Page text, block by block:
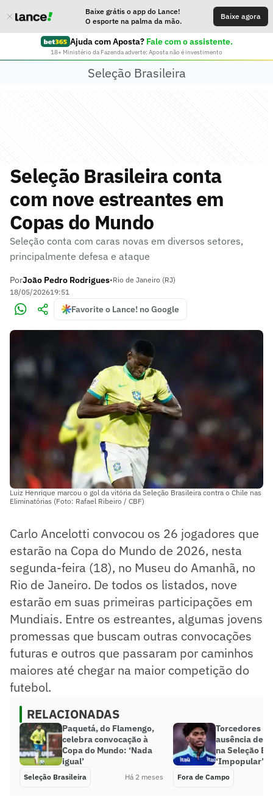
Baixe grátis o app do Lance!
O esporte na palma da mão.
Baixe agora
Ajuda com Aposta? Fale com o assistente.
18+ Ministério da Fazenda adverte: Aposta não é investimento
Seleção Brasileira
Seleção Brasileira conta
com nove estreantes em
Copas do Mundo
Seleção conta com caras novas em diversos setores,
principalmente defesa e ataque
PorJoão Pedro Rodrigues•Rio de Janeiro (RJ)
18/05/202619:51
Favorite o Lance! no Google
Luiz Henrique marcou o gol da vitória da Seleção Brasileira contra o Chile nas
Eliminatórias (Foto: Rafael Ribeiro / CBF)
Carlo Ancelotti convocou os 26 jogadores que
estarão na Copa do Mundo de 2026, nesta
segunda-feira (18), no Museu do Amanhã, no
Rio de Janeiro. De todos os listados, nove
estarão em suas primeiras participações em
Mundiais. Entre os estreantes, algumas jovens
promessas que buscam outras convocações
futuras e outros que passaram por caminhos
maiores até chegar na maior competição do
futebol.
RELACIONADAS
Paquetá, do Flamengo,
celebra convocação à
Copa do Mundo: ‘Nada
igual’
Seleção Brasileira Há 2 meses
Torcedores
ausência de
na Seleção
‘Impopular’
Fora de Campo